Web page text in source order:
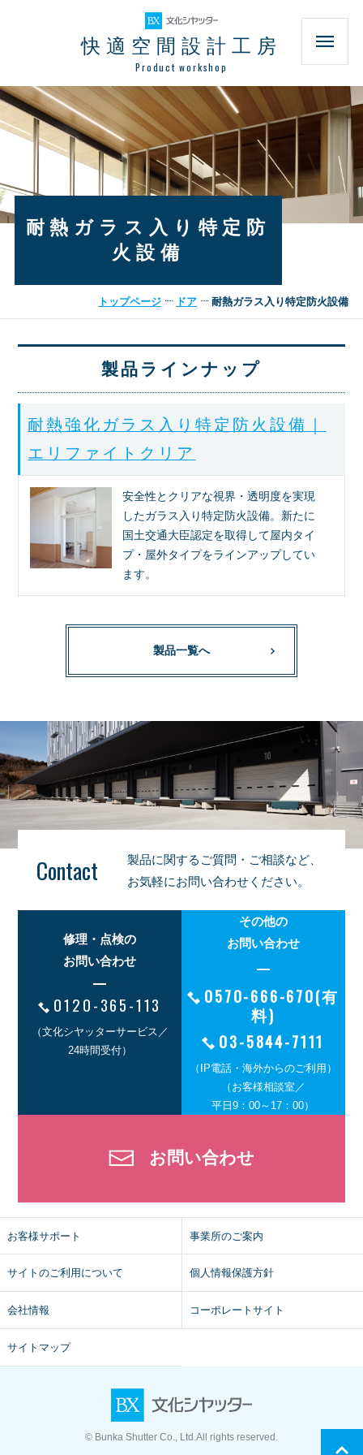
快適空間設計工房
Product workshop
耐熱ガラス入り特定防
火設備
トップページ ドア 耐熱ガラス入り特定防火設備
製品ラインナップ
耐熱強化ガラス入り特定防火設備｜
エリファイトクリア
安全性とクリアな視界・透明度を実現
したガラス入り特定防火設備。新たに
国土交通大臣認定を取得して屋内タイ
プ・屋外タイプをラインアップしてい
ます。
製品一覧へ
Contact
製品に関するご質問・ご相談など、
お気軽にお問い合わせください。
修理・点検の
お問い合わせ
0120-365-113
（文化シヤッターサービス／
24時間受付）
その他の
お問い合わせ
0570-666-670(有
料)
03-5844-7111
（IP電話・海外からのご利用）
（お客様相談室／
平日9：00～17：00）
お問い合わせ
お客様サポート 事業所のご案内
サイトのご利用について 個人情報保護方針
会社情報 コーポレートサイト
サイトマップ
© Bunka Shutter Co., Ltd.All rights reserved.